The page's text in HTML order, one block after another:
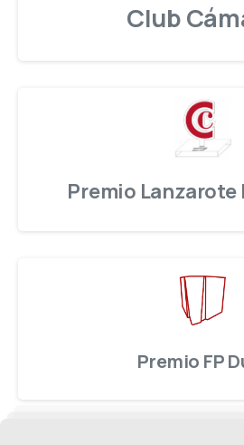
Club
Premio Lanzarote
Premio FP